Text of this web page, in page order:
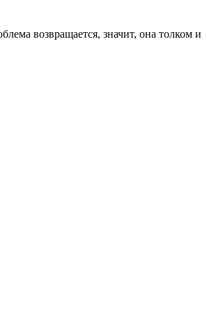
возвращается, значит, она толком и